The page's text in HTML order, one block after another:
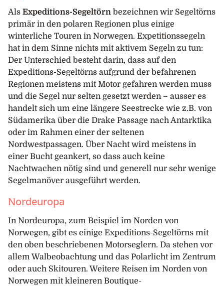
Als Expeditions-Segeltörn bezeichnen wir Segeltörns
primär in den polaren Regionen plus einige
winterliche Touren in Norwegen. Expetitionssegeln
hat in dem Sinne nichts mit aktivem Segeln zu tun:
Der Unterschied besteht darin, dass auf den
Expeditions-Segeltörns aufgrund der befahrenen
Regionen meistens mit Motor gefahren werden muss
und die Segel nur selten gesetzt werden – ausser es
handelt sich um eine längere Seestrecke wie z.B. von
Südamerika über die Drake Passage nach Antarktika
oder im Rahmen einer der seltenen
Nordwestpassagen. Über Nacht wird meistens in
einer Bucht geankert, so dass auch keine
Nachtwachen nötig sind und generell nur sehr wenige
Segelmanöver ausgeführt werden.
Nordeuropa
In Nordeuropa, zum Beispiel im Norden von
Norwegen, gibt es einige Expeditions-Segeltörns mit
den oben beschriebenen Motorseglern. Da stehen vor
allem Walbeobachtung und das Polarlicht im Zentrum
oder auch Skitouren. Weitere Reisen im Norden von
Norwegen mit kleineren Boutique-